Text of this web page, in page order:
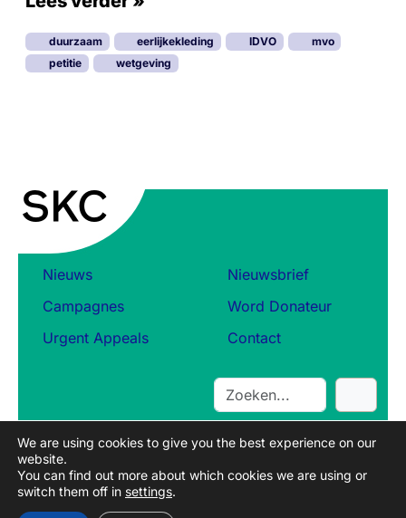
duurzaam eerlijkekleding IDVO
mvo
petitie
wetgeving
Nieuws
Campagnes
Urgent Appeals
Nieuwsbrief
Word Donateur
Contact
S
e
r
c
We are using cookies to give you the best experience on our
website.
You can find out more about which cookies we are using or
switch them off in settings.